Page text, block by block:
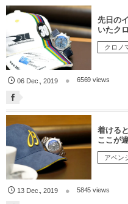
先日の
いたク
クロノ
06 Dec. ,2019 6569 views
着ける
ここが
アベン
13 Dec. ,2019 5845 views